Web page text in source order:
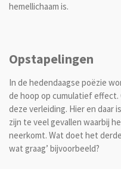
hemellichaam is.
Opstapelingen
In de hedendaagse poëzie
de hoop op cumulatief effect.
deze verleiding. Hier en daar
zijn te veel gevallen waarbij
neerkomt. Wat doet het
wat graag’ bijvoorbeeld?